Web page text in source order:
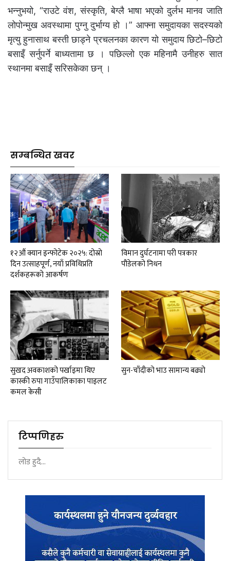
भन्नुभयो, “राउटे वंश, संस्कृति, बेग्लै भाषा भएको दुर्लभ मानव जाति
लोपोन्मुख अवस्थामा पुग्नु दुर्भाग्य हो ।” आफ्ना समुदायका सदस्यको
मृत्यु हुनासाथ बस्ती छाड्ने प्रचलनका कारण यो समुदाय छिटो–छिटो
बसाइँ सर्नुपर्ने बाध्यतामा छ । पछिल्लो एक महिनामै उनीहरु सात
स्थानमा बसाइँ सरिसकेका छन् ।
सम्बन्धित खवर
१२औं क्यान इन्फोटेक २०२५: दोस्रो
दिन उत्साहपूर्ण, नयाँ प्रविधिप्रति
दर्शकहरूको आकर्षण
विमान दुर्घटनामा परी पत्रकार
पौडेलको निधन
सुखद अवकाशको पर्खाइमा थिए
कास्की रुपा गाउँपालिकाका पाइलट
कमल केसी
सुन-चाँदीको भाउ सामान्य बढ्यो
टिप्पणिहरु
लोड हुदै...